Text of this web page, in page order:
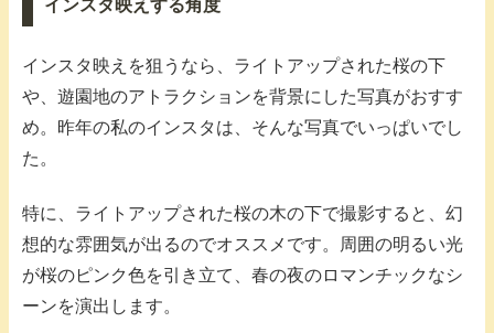
インスタ映えする角度
インスタ映えを狙うなら、ライトアップされた桜の下
や、遊園地のアトラクションを背景にした写真がおすす
め。昨年の私のインスタは、そんな写真でいっぱいでし
た。
特に、ライトアップされた桜の木の下で撮影すると、幻
想的な雰囲気が出るのでオススメです。周囲の明るい光
が桜のピンク色を引き立て、春の夜のロマンチックなシ
ーンを演出します。